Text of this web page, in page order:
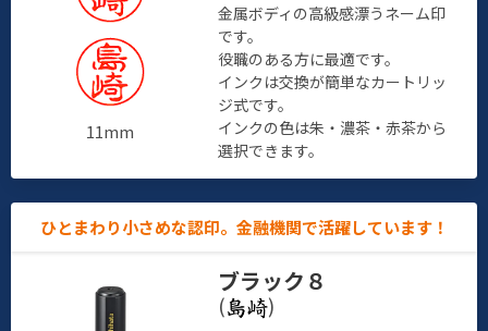
11mm
金属ボディの高級感漂うネーム印
です。
役職のある方に最適です。
インクは交換が簡単なカートリッ
ジ式です。
インクの色は朱・濃茶・赤茶から
選択できます。
ひとまわり小さめな認印。金融機関で活躍しています！
ブラック８
(
)